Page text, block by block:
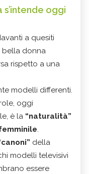
oggi
a quesiti
bella donna
rispetto a una
modelli differenti.
oggi
è la “naturalità”
.
della
modelli televisivi
essere